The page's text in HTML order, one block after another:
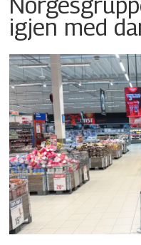
igjen med